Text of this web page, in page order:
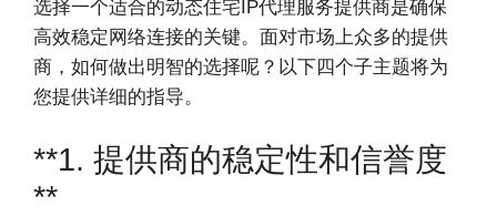
选择一个适合的动态住宅IP代理服务提供商是确保
高效稳定网络连接的关键。面对市场上众多的提供
商，如何做出明智的选择呢？以下四个子主题将为
您提供详细的指导。
**1. 提供商的稳定性和信誉度
**